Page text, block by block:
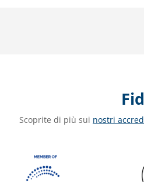
Scoprite di più sui nostri